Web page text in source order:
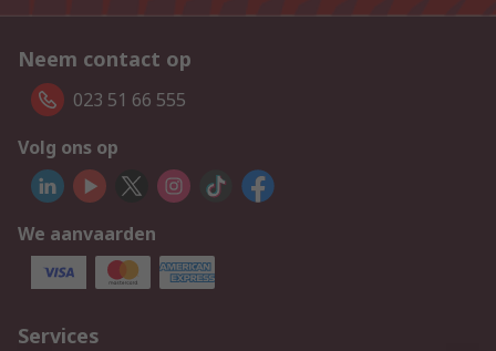
Neem contact op
023 51 66 555
Volg ons op
We aanvaarden
Services